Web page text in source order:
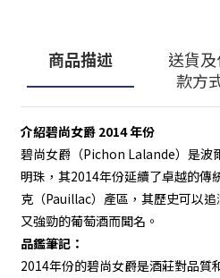
商品描述
送貨
款方
介紹碧尚女爵 2014 年份
碧尚女爵（Pichon Lalande）是波
明珠，其2014年份延續了卓越的傳
克（Pauillac）產區，其歷史可以
又強勁的葡萄酒而聞名。
品鑑筆記：
2014年份的碧尚女爵是酒莊對品質